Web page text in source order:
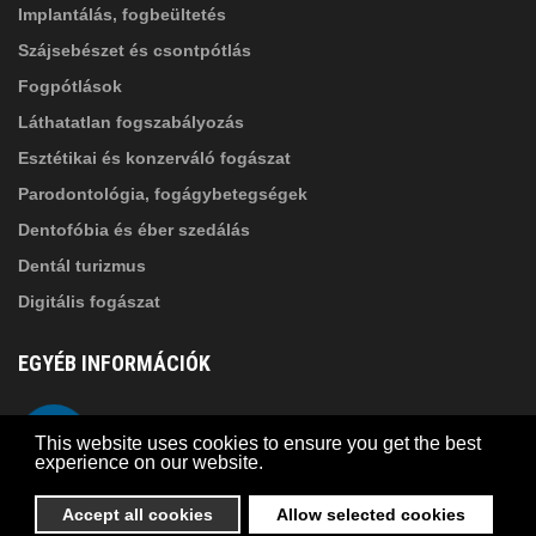
This website uses cookies to ensure you get the best
experience on our website.
Allow selected cookies
Accept all cookies
Implantálás, fogbeültetés
Szájsebészet és csontpótlás
Fogpótlások
Láthatatlan fogszabályozás
Esztétikai és konzerváló fogászat
Parodontológia, fogágybetegségek
Dentofóbia és éber szedálás
Dentál turizmus
Digitális fogászat
EGYÉB INFORMÁCIÓK
Adatkezelési szabályzat
Kapcsolat
Telefon